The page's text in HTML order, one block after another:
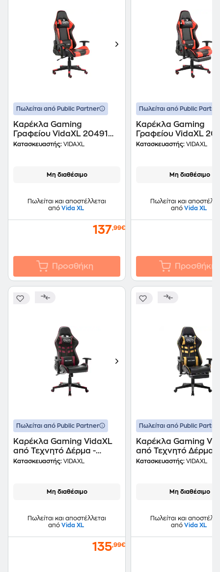
Πωλείται από Public Partner
Καρέκλα Gaming
Γραφείου VidaXL 20491
από Τεχνητό Δέρμα -
Κατασκευαστής: VIDAXL
Μη διαθέσιμο
Πωλείται και αποστέλλεται
από Vida XL
137,99€
Προσθήκη
Πωλείται από Public
Καρέκλα Gaming
Γραφείου VidaXL
από Τεχνητό Δέρμα -
Κατασκευαστής: VIDAXL
Μη διαθέσιμο
Πωλείται και
από Vida XL
Προσθήκη
Πωλείται από Public Partner
Καρέκλα Gaming VidaXL
από Τεχνητό Δέρμα -
Μαύρη/Μπορντό
Κατασκευαστής: VIDAXL
Μη διαθέσιμο
Πωλείται και αποστέλλεται
από Vida XL
135,99€
Πωλείται από Public
Καρέκλα Gaming
από Τεχνητό Δέρμα -
Μαύρη/Χρυσή
Κατασκευαστής: VIDAXL
Μη διαθέσιμο
Πωλείται και
από Vida XL